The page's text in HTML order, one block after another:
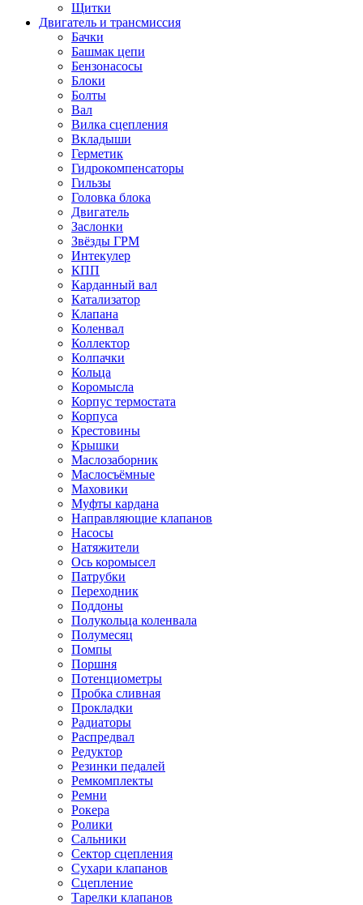
Щитки
Двигатель и трансмиссия
Бачки
Башмак цепи
Бензонасосы
Блоки
Болты
Вал
Вилка сцепления
Вкладыши
Герметик
Гидрокомпенсаторы
Гильзы
Головка блока
Двигатель
Заслонки
Звёзды ГРМ
Интекулер
КПП
Карданный вал
Катализатор
Клапана
Коленвал
Коллектор
Колпачки
Кольца
Коромысла
Корпус термостата
Корпуса
Крестовины
Крышки
Маслозаборник
Маслосъёмные
Маховики
Муфты кардана
Направляющие клапанов
Насосы
Натяжители
Ось коромысел
Патрубки
Переходник
Поддоны
Полукольца коленвала
Полумесяц
Помпы
Поршня
Потенциометры
Пробка сливная
Прокладки
Радиаторы
Распредвал
Редуктор
Резинки педалей
Ремкомплекты
Ремни
Рокера
Ролики
Сальники
Сектор сцепления
Сухари клапанов
Сцепление
Тарелки клапанов